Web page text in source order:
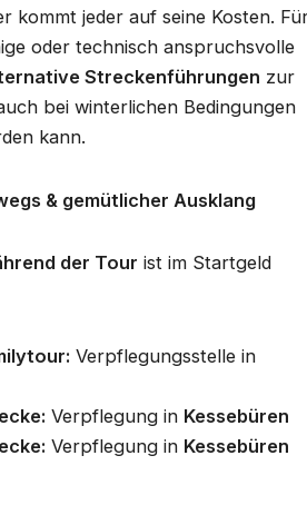
kommt jeder auf seine Kosten.
oder technisch anspruchsvolle
Streckenführungen zur
bei winterlichen Bedingungen
kann.
& gemütlicher Ausklang
der Tour ist im Startgeld
Verpflegungsstelle in
Verpflegung in Kessebüren
Verpflegung in Kessebüren